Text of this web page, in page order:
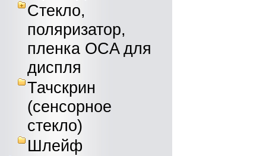
Стекло,
поляризатор,
пленка OCA для
диспля
Тачскрин
(сенсорное
стекло)
Шлейф